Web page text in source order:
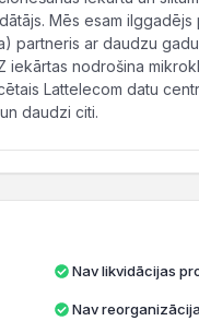
Mēs esam
partneris ar daudzu
iekārtas nodrošina
Lattelecom datu
daudzi citi.
Nav likvidācijas
Nav